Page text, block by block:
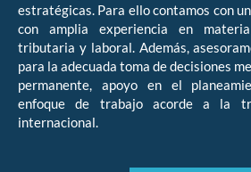
estratégicas. Para ello contamos con
con amplia experiencia en
tributaria y laboral. Además,
para la adecuada toma de decisiones
permanente, apoyo en el
enfoque de trabajo acorde a la
internacional.